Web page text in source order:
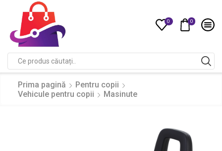
0 0
input
Prima pagină
Pentru copii
Vehicule pentru copii
Masinute